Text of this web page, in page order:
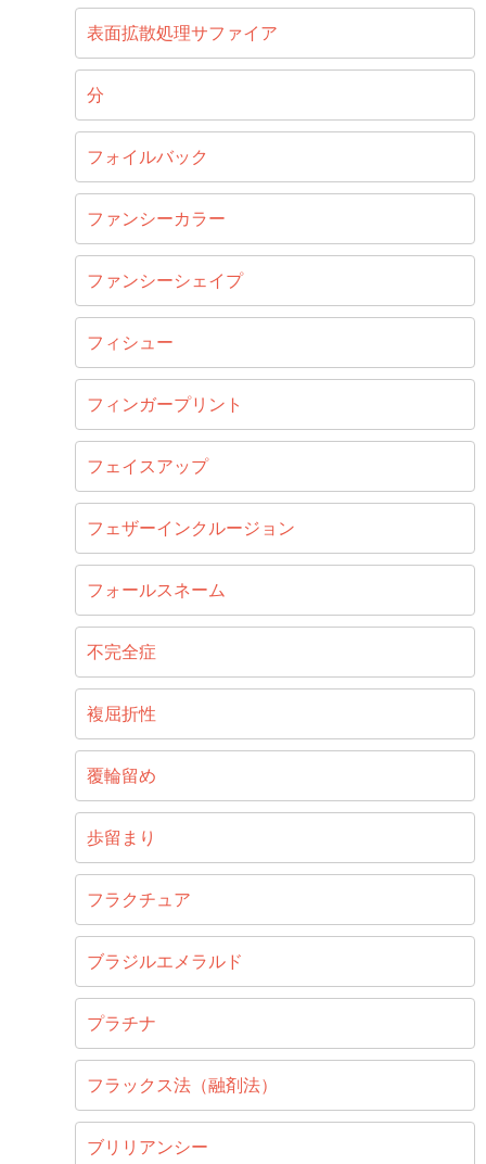
表面拡散処理サファイア
分
フォイルバック
ファンシーカラー
ファンシーシェイプ
フィシュー
フィンガープリント
フェイスアップ
フェザーインクルージョン
フォールスネーム
不完全症
複屈折性
覆輪留め
歩留まり
フラクチュア
ブラジルエメラルド
プラチナ
フラックス法（融剤法）
ブリリアンシー